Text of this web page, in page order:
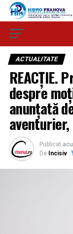
ACTUALITATE
REACȚIE.
despre
anunțată
Publicat
De Incisiv